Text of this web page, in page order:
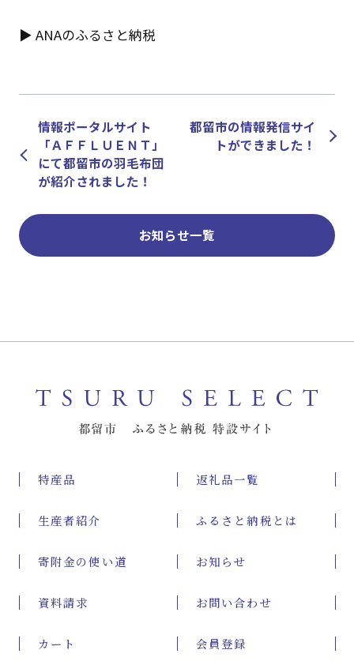
▶ ANAのふるさと納税
情報ポータルサイト
「ＡＦＦＬＵＥＮＴ」
にて都留市の羽毛布団
が紹介されました！
お知らせ一覧
都留市の情報発信サイ
トができました！
特産品 返礼品一覧
生産者紹介 ふるさと納税とは
寄附金の使い道 お知らせ
資料請求 お問い合わせ
カート 会員登録